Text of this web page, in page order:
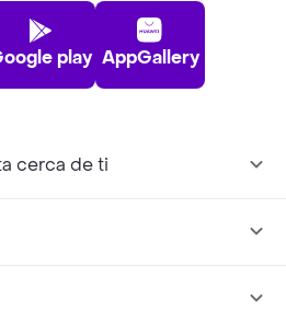
play AppGallery
cerca de ti